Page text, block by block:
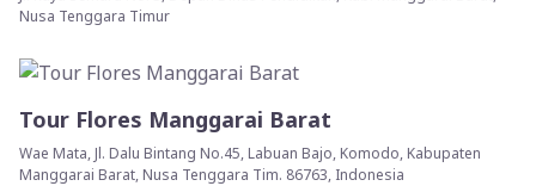
Nusa Tenggara Timur
Tour Flores Manggarai Barat
Wae Mata, Jl. Dalu Bintang No.45, Labuan Bajo, Komodo, Kabupaten
Manggarai Barat, Nusa Tenggara Tim. 86763, Indonesia